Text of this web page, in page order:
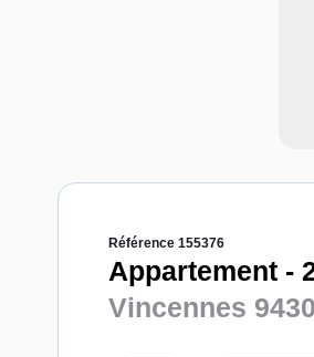
Référence 155376
Appartement -
Vincennes